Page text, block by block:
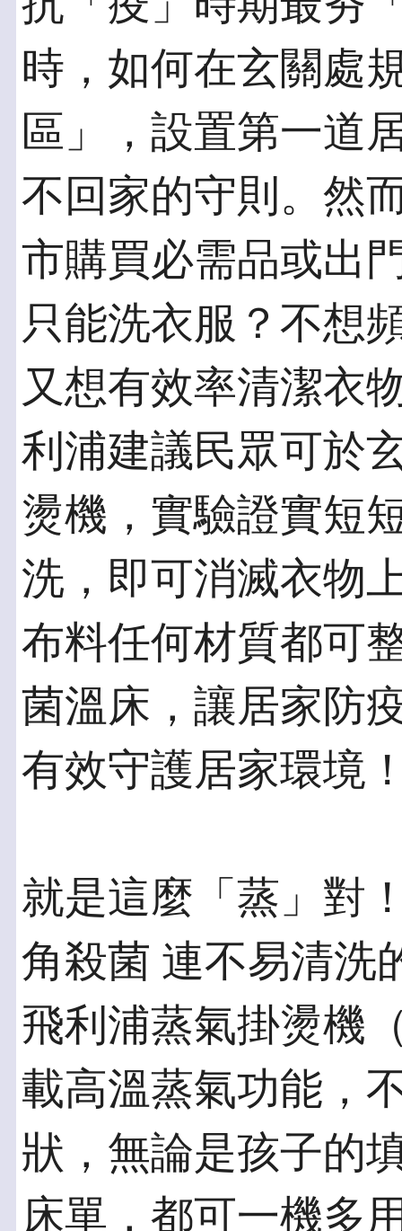
時，如何在玄關處
區」，設置第一道
不回家的守則。然
市購買必需品或出
只能洗衣服？不想
又想有效率清潔衣
利浦建議民眾可於
燙機，實驗證實短
洗，即可消滅衣物
布料任何材質都可
菌溫床，讓居家防
有效守護居家環境
就是這麼「蒸」對
角殺菌 連不易清洗
飛利浦蒸氣掛燙機
載高溫蒸氣功能，
狀，無論是孩子的
床單，都可一機多